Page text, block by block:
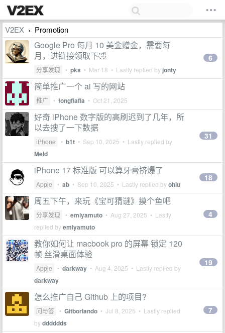
V2EX › Promotion
Google Pro 每月 10 美金赠金，需要每
月，进链接领取下🤣
分享发现 • pks • Mar 18 • Lastly replied by jonty
6
简单推广一个 ai 写的网站
推广 • fongfiafia • Oct 21, 2025
好奇 iPhone 数字版的高刷迟到了几年，所
以去搜了一下数据
iPhone • b1t • Sep 10, 2025 • Lastly replied by
Meld
31
iPhone 17 标准版 可以算牙膏挤爆了
Apple • ab • Sep 10, 2025 • Lastly replied byohiu
18
周五下午，来玩《宝可猜谜》摸个鱼吧
分享发现 • emiyamuto • Aug 27, 2025 • Lastly
replied byemiyamuto
4
教你如何让 macbook pro 的屏幕 锁定 120
帧 丝滑桌面体验
Apple • darkway • Aug 4, 2025 • Lastly replied by
darkway
19
怎么推广自己 Github 上的项目?
问与答 • Gitborlando • Jul 8, 2025 • Lastly replied
bydddddds
7